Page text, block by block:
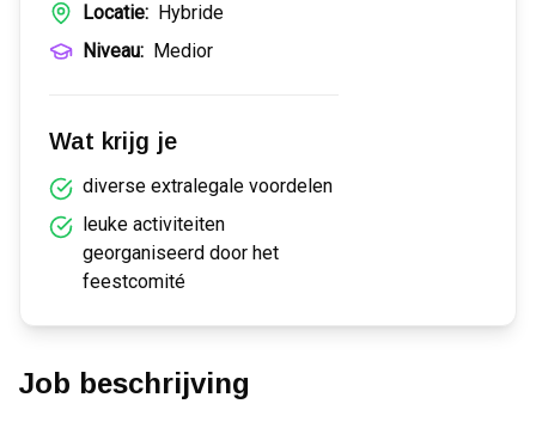
Locatie: Hybride
Niveau: Medior
Wat krijg je
diverse extralegale voordelen
leuke activiteiten
georganiseerd door het
feestcomité
Job beschrijving